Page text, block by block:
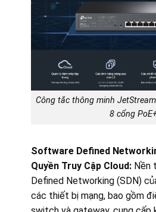
Công tắc thông minh
8 cổng
Software Defined
Quyền Truy Cập Cloud: Nền
Defined Networking (SDN)
các thiết bị mạng, bao gồm